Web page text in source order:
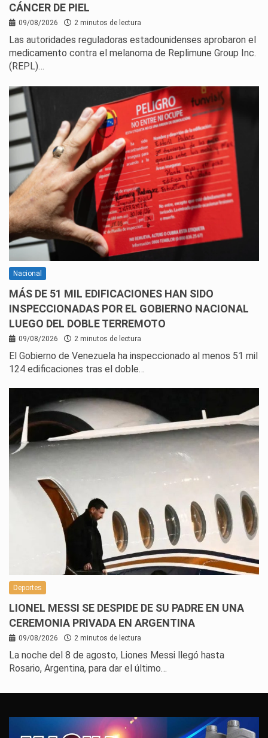
CÁNCER DE PIEL
09/08/2026 2 minutos de lectura
Las autoridades reguladoras estadounidenses aprobaron el
medicamento contra el melanoma de Replimune Group Inc.
(REPL)…
Nacional
MÁS DE 51 MIL EDIFICACIONES HAN SIDO
INSPECCIONADAS POR EL GOBIERNO NACIONAL
LUEGO DEL DOBLE TERREMOTO
09/08/2026 2 minutos de lectura
El Gobierno de Venezuela ha inspeccionado al menos 51 mil
124 edificaciones tras el doble…
Deportes
LIONEL MESSI SE DESPIDE DE SU PADRE EN UNA
CEREMONIA PRIVADA EN ARGENTINA
09/08/2026 2 minutos de lectura
La noche del 8 de agosto, Liones Messi llegó hasta
Rosario, Argentina, para dar el último…